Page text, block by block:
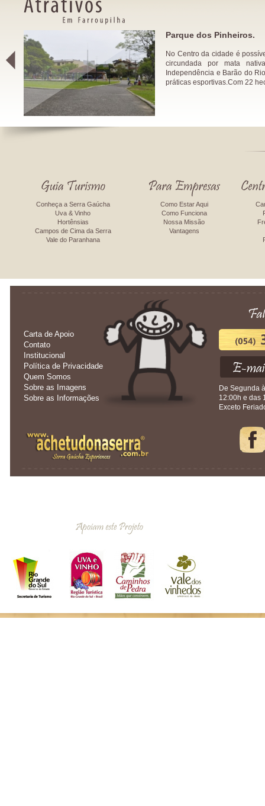
Parque dos Pinheiros.
No Centro da cidade é
circundada por mata
Independência e Barão do
práticas esportivas.Com 22
Conheça a Serra Gaúcha
Uva & Vinho
Hortênsias
Campos de Cima da Serra
Vale do Paranhana
Como Estar Aqui
Como Funciona
Nossa Missão
Vantagens
Carta de Apoio
Contato
Institucional
Política de Privacidade
Quem Somos
Sobre as Imagens
Sobre as Informações
De Segunda
12:00h e das
Exceto